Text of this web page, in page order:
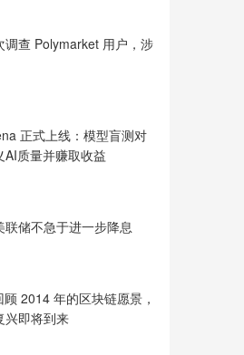
调查 Polymarket 用户，涉
正式上线：模型盲测对
AI质量并赚取收益
联储不急于进一步降息
2014 年的区块链愿景，
兴即将到来